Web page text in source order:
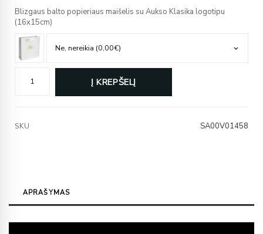
Blizgaus balto popieriaus maišelis su Aukso Klasika logotipu
(16x15cm)
Į KREPŠELĮ
SKU SA00V01458
APRAŠYMAS